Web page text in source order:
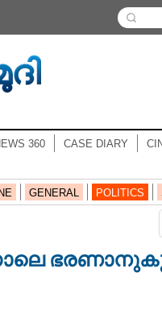
360 CASE DIARY
GENERAL POLITICS